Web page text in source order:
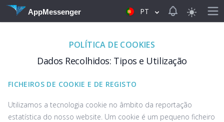
AppMessenger PT View
POLÍTICA DE COOKIES
Dados Recolhidos: Tipos e Utilização
FICHEIROS DE COOKIE E DE REGISTO
Utilizamos a tecnologia cookie no âmbito da reportação
estatística do nosso website. Um cookie é um pequeno ficheiro